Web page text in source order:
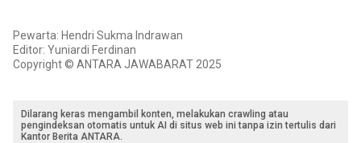
Pewarta: Hendri Sukma Indrawan
Editor: Yuniardi Ferdinan
Copyright © ANTARA JAWABARAT 2025
Dilarang keras mengambil konten, melakukan crawling atau
pengindeksan otomatis untuk AI di situs web ini tanpa izin tertulis dari
Kantor Berita ANTARA.